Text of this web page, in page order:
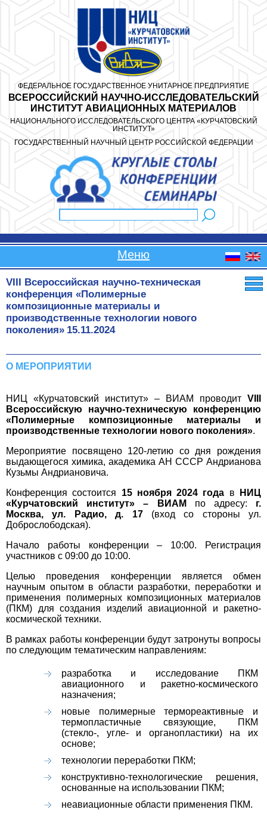
ФЕДЕРАЛЬНОЕ ГОСУДАРСТВЕННОЕ УНИТАРНОЕ ПРЕДПРИЯТИЕ
ВСЕРОССИЙСКИЙ НАУЧНО-ИССЛЕДОВАТЕЛЬСКИЙ
ИНСТИТУТ АВИАЦИОННЫХ МАТЕРИАЛОВ
НАЦИОНАЛЬНОГО ИССЛЕДОВАТЕЛЬСКОГО ЦЕНТРА «КУРЧАТОВСКИЙ
ИНСТИТУТ»
ГОСУДАРСТВЕННЫЙ НАУЧНЫЙ ЦЕНТР РОССИЙСКОЙ ФЕДЕРАЦИИ
Форма поиска
Меню
VIII Всероссийская научно-техническая
конференция «Полимерные
композиционные материалы и
производственные технологии нового
поколения» 15.11.2024
О МЕРОПРИЯТИИ
НИЦ «Курчатовский институт» – ВИАМ проводит VIII
Всероссийскую научно-техническую конференцию
«Полимерные композиционные материалы и
производственные технологии нового поколения».
Мероприятие посвящено 120-летию со дня рождения
выдающегося химика, академика АН СССР Андрианова
Кузьмы Андриановича.
Конференция состоится 15 ноября 2024 года в
НИЦ
«Курчатовский институт» – ВИАМ по адресу: г.
Москва, ул. Радио, д. 17(вход со стороны ул.
Доброслободская).
Начало работы конференции – 10:00. Регистрация
участников с 09:00 до 10:00.
Целью проведения конференции является обмен
научным опытом в области разработки, переработки и
применения полимерных композиционных материалов
(ПКМ) для создания изделий авиационной и ракетно-
космической техники.
В рамках работы конференции будут затронуты вопросы
по следующим тематическим направлениям:
разработка и исследование ПКМ
авиационного и ракетно-космического
назначения;
новые полимерные термореактивные и
термопластичные связующие, ПКМ
(стекло-, угле- и органопластики) на их
основе;
технологии переработки ПКМ;
конструктивно-технологические решения,
основанные на использовании ПКМ;
неавиационные области применения ПКМ.